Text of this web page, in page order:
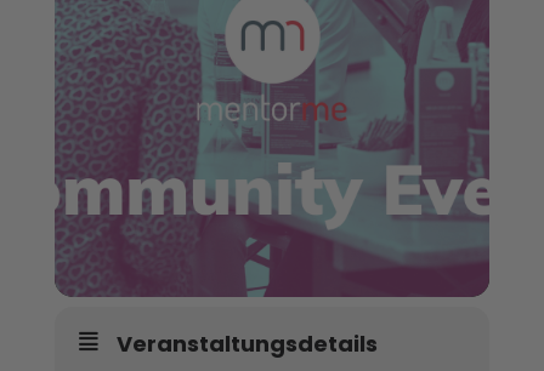
Veranstaltungsdetails